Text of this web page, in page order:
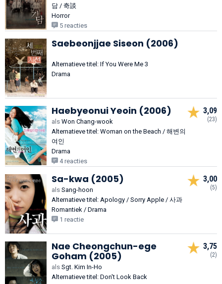
담 / 奇談
Horror
5 reacties
Saebeonjjae Siseon (2006)
Alternatieve titel: If You Were Me 3
Drama
Haebyeonui Yeoin (2006)
als Won Chang-wook
Alternatieve titel: Woman on the Beach / 해변의
여인
Drama
4 reacties
3,09
(23)
Sa-kwa (2005)
als Sang-hoon
Alternatieve titel: Apology / Sorry Apple / 사과
Romantiek / Drama
1 reactie
3,00
(5)
Nae Cheongchun-ege
Goham (2005)
als Sgt. Kim In-Ho
Alternatieve titel: Don't Look Back
3,75
(2)